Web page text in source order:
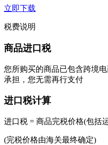
立即下载
税费说明
商品进口税
您所购买的商品已包含跨境
承担，您无需再行支付
进口税计算
进口税 = 商品完税价格(包括
(完税价格由海关最终确定)